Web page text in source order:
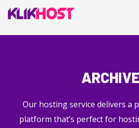
ARCHIVE
Our hosting service delivers a
platform that’s perfect for